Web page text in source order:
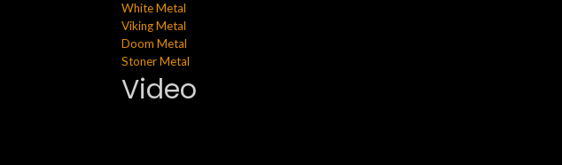
White Metal
Viking Metal
Doom Metal
Stoner Metal
Video